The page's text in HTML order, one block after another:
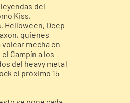
del
Kiss,
Helloween, Deep
quienes
volear mecha en
Campín a los
del heavy metal
el próximo 15